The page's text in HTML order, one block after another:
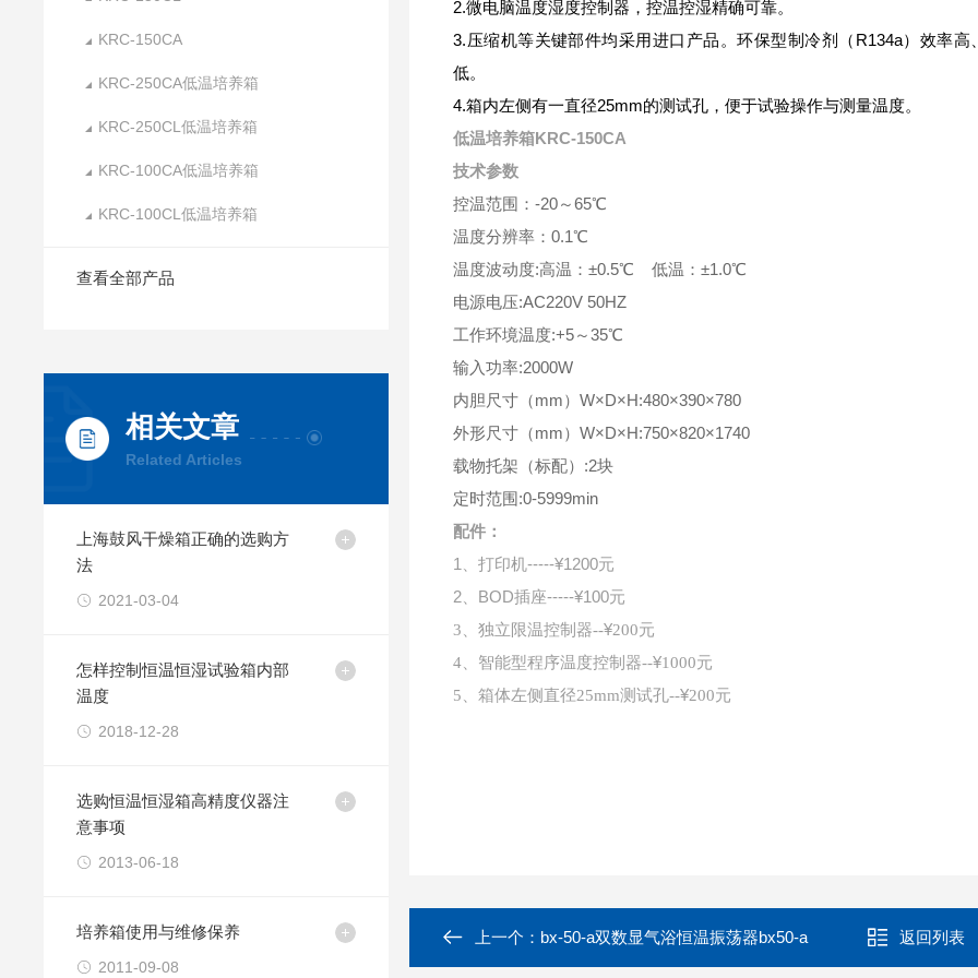
KRC-150CA
KRC-250CA低温培养箱
KRC-250CL低温培养箱
KRC-100CA低温培养箱
KRC-100CL低温培养箱
查看全部产品
相关文章
Related Articles
上海鼓风干燥箱正确的选购方
法
2021-03-04
怎样控制恒温恒湿试验箱内部
温度
2018-12-28
选购恒温恒湿箱高精度仪器注
意事项
2013-06-18
培养箱使用与维修保养
2011-09-08
2.微电脑温度湿度控制器，控温控湿精确可靠。
3.压缩机等关键部件均采用进口产品。环保型制冷剂（ R134a）效率高
低。
4.箱内左侧有一直径25mm的测试孔，便于试验操作与测量温度。
低温培养箱KRC-150CA
技术参数
控温范围：-20～65℃
温度分辨率：0.1℃
温度波动度:高温：±0.5℃ 低温：±1.0℃
电源电压:AC220V 50HZ
工作环境温度:+5～35℃
输入功率:2000W
内胆尺寸（mm）W×D×H:480×390×780
外形尺寸（mm）W×D×H:750×820×1740
载物托架（标配）:2块
定时范围:0-5999min
配件：
1、打印机-----¥1200元
2、 BOD插座-----¥100元
3、独立限温控制器--¥200元
4、 智能型程序温度控制器--¥1000元
5、箱体左侧直径25mm测试孔--¥200元
上一个： bx-50-a双数显气浴恒温振荡器bx50-a 返回列表